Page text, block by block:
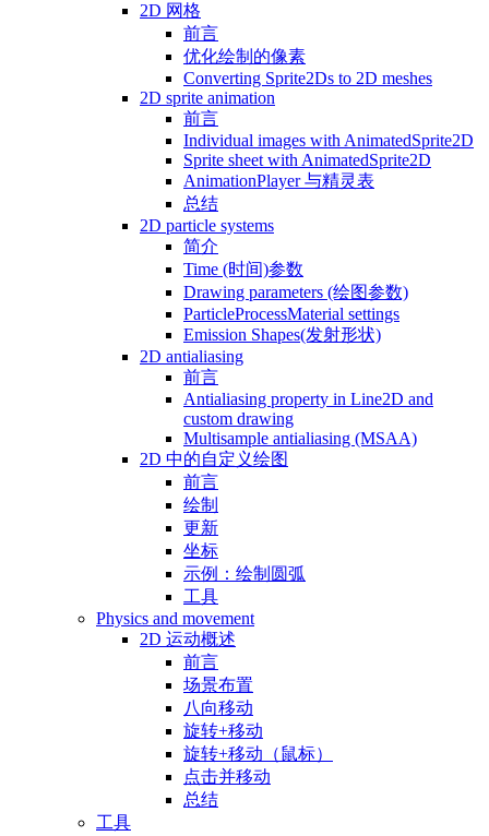
2D 网格
前言
优化绘制的像素
Converting Sprite2Ds to 2D meshes
2D sprite animation
前言
Individual images with AnimatedSprite2D
Sprite sheet with AnimatedSprite2D
AnimationPlayer 与精灵表
总结
2D particle systems
简介
Time (时间)参数
Drawing parameters (绘图参数)
ParticleProcessMaterial settings
Emission Shapes(发射形状)
2D antialiasing
前言
Antialiasing property in Line2D and
custom drawing
Multisample antialiasing (MSAA)
2D 中的自定义绘图
前言
绘制
更新
坐标
示例：绘制圆弧
工具
Physics and movement
2D 运动概述
前言
场景布置
八向移动
旋转+移动
旋转+移动（鼠标）
点击并移动
总结
工具